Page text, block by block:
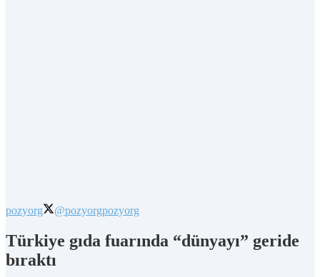
pozyorg @pozyorgpozyorg
Türkiye gıda fuarında “dünyayı” geride
bıraktı